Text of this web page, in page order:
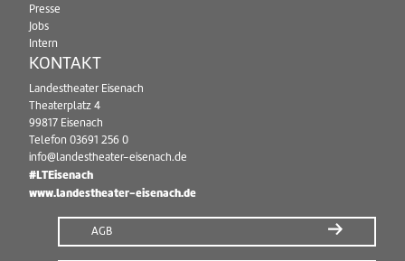
Presse
Jobs
Intern
KONTAKT
Landestheater Eisenach
Theaterplatz 4
99817 Eisenach
Telefon 03691 256 0
info@landestheater-eisenach.de
#LTEisenach
www.landestheater-eisenach.de
AGB